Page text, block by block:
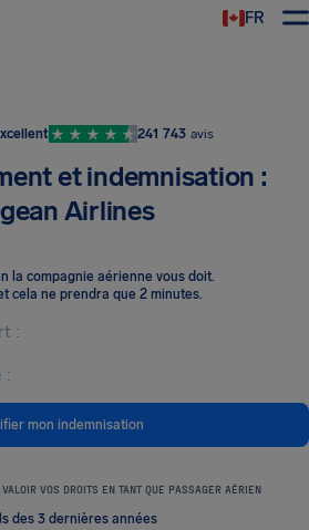
FR
241 743 avis
et indemnisation :
Airlines
la compagnie aérienne vous doit.
cela ne prendra que 2 minutes.
mon indemnisation
VOS DROITS EN TANT QUE PASSAGER AÉRIEN
des 3 dernières années